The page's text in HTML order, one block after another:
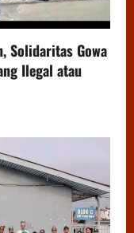
Solidaritas Gowa
Ilegal atau